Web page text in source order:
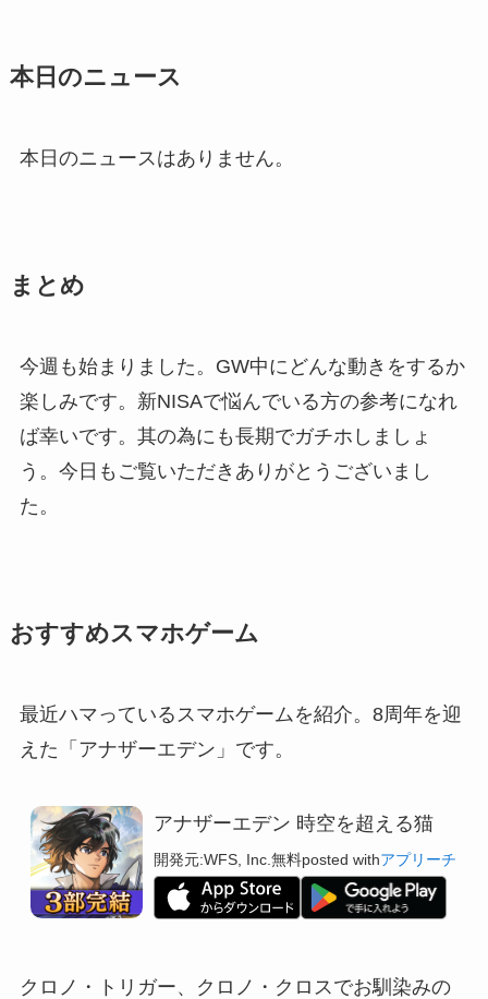
本日のニュース
本日のニュースはありません。
まとめ
今週も始まりました。GW中にどんな動きをするか
楽しみです。新NISAで悩んでいる方の参考になれ
ば幸いです。其の為にも長期でガチホしましょ
う。今日もご覧いただきありがとうございまし
た。
おすすめスマホゲーム
最近ハマっているスマホゲームを紹介。8周年を迎
えた「アナザーエデン」です。
アナザーエデン 時空を超える猫
開発元:WFS, Inc. 無料posted withアプリーチ
クロノ・トリガー、クロノ・クロスでお馴染みの